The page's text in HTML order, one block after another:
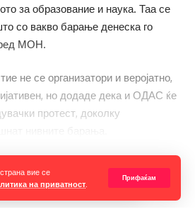
вие се
на приватност
Прифаќам
за образование и наука. Таа се
со вакво барање денеска го
МОН.
не се организатори и веројатно,
но додаде дека и ОДАС ќе
протест, доколку
ја целата вест